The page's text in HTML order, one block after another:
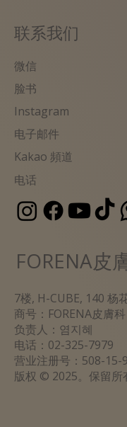
FORENA皮
7楼, H-CUBE, 140 杨
商号： FORENA皮膚科
负责人：염지혜
电话：02-325-7979
营业注册号：508-15-
版权 © 2025。保留所
联系我们
微信
脸书
Instagram
电子邮件
Kakao 頻道
电话